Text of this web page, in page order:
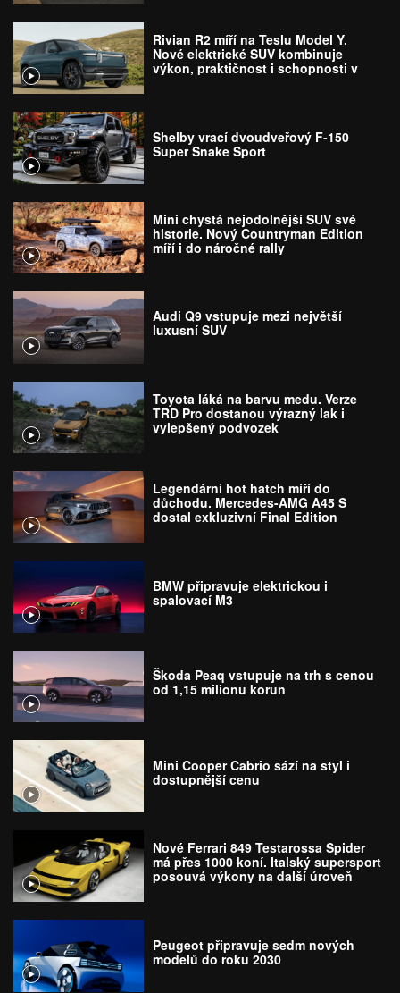
Rivian R2 míří na Teslu Model Y.
Nové elektrické SUV kombinuje
výkon, praktičnost i schopnosti v
Shelby vrací dvoudveřový F-150
Super Snake Sport
Mini chystá nejodolnější SUV své
historie. Nový Countryman Edition
míří i do náročné rally
Audi Q9 vstupuje mezi největší
luxusní SUV
Toyota láká na barvu medu. Verze
TRD Pro dostanou výrazný lak i
vylepšený podvozek
Legendární hot hatch míří do
důchodu. Mercedes-AMG A45 S
dostal exkluzivní Final Edition
BMW připravuje elektrickou i
spalovací M3
Škoda Peaq vstupuje na trh s cenou
od 1,15 milionu korun
Mini Cooper Cabrio sází na styl i
dostupnější cenu
Nové Ferrari 849 Testarossa Spider
má přes 1000 koní. Italský supersport
posouvá výkony na další úroveň
Peugeot připravuje sedm nových
modelů do roku 2030